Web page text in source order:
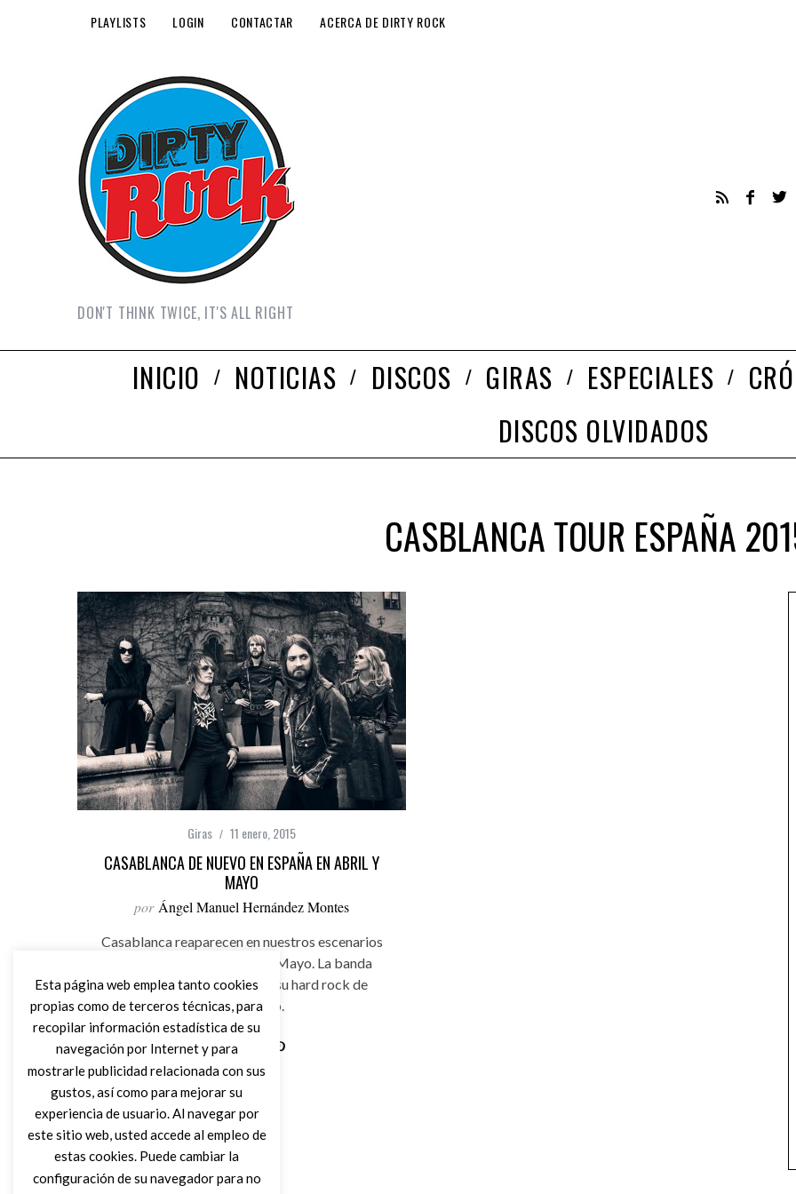
PLAYLISTS LOGIN CONTACTAR ACERCA DE DIRTY ROCK
DON'T THINK TWICE, IT'S ALL RIGHT
INICIO NOTICIAS DISCOS GIRAS ESPECIALES
DISCOS OLVIDADOS
CASBLANCA TOUR ESPAÑA
Giras 11 enero, 2015
CASABLANCA DE NUEVO EN ESPAÑA EN ABRIL Y
MAYO
por Ángel Manuel Hernández Montes
Casablanca reaparecen en nuestros escenarios
desde el 21 de Abril al 2 de Mayo. La banda
sueca plasmará en directo su hard rock de
auténtico lujo.
Leer Más
Esta página web emplea tanto cookies
propias como de terceros técnicas, para
recopilar información estadística de su
navegación por Internet y para
mostrarle publicidad relacionada con sus
gustos, así como para mejorar su
experiencia de usuario. Al navegar por
este sitio web, usted accede al empleo de
estas cookies. Puede cambiar la
configuración de su navegador para no